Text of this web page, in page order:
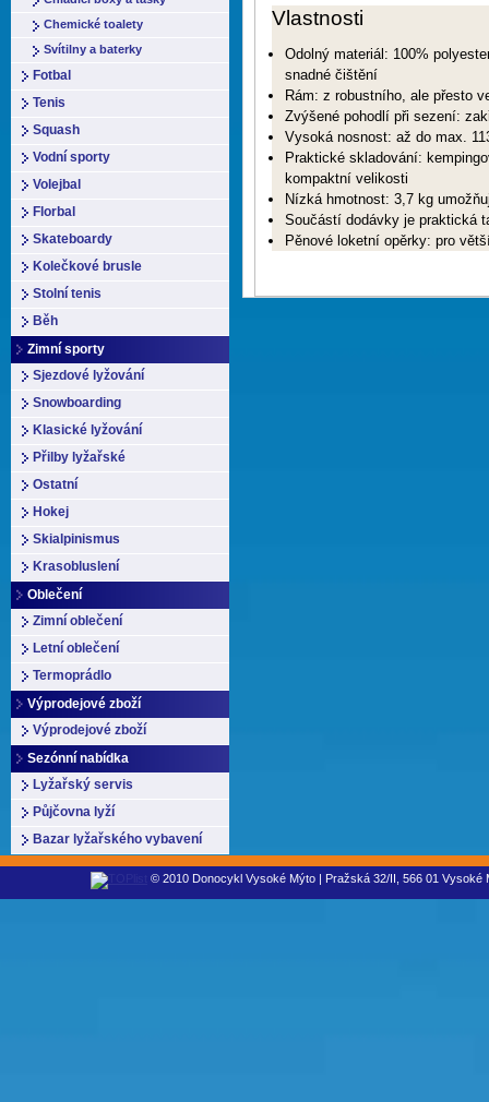
Chemické toalety
Svítilny a baterky
Fotbal
Tenis
Squash
Vodní sporty
Volejbal
Florbal
Skateboardy
Kolečkové brusle
Stolní tenis
Běh
Zimní sporty
Sjezdové lyžování
Snowboarding
Klasické lyžování
Přilby lyžařské
Ostatní
Hokej
Skialpinismus
Krasobluslení
Oblečení
Zimní oblečení
Letní oblečení
Termoprádlo
Výprodejové zboží
Výprodejové zboží
Sezónní nabídka
Lyžařský servis
Půjčovna lyží
Bazar lyžařského vybavení
Vlastnosti
Odolný materiál: 100%
snadné čištění
Rám: z robustního, ale přesto
Zvýšené pohodlí při sezení:
Vysoká nosnost: až do max.
Praktické skladování:
kompaktní velikosti
Nízká hmotnost: 3,7 kg
Součástí dodávky je praktická
Pěnové loketní opěrky: pro
© 2010 Donocykl Vysoké Mýto | Pražská 32/II, 566 01 Vysoké